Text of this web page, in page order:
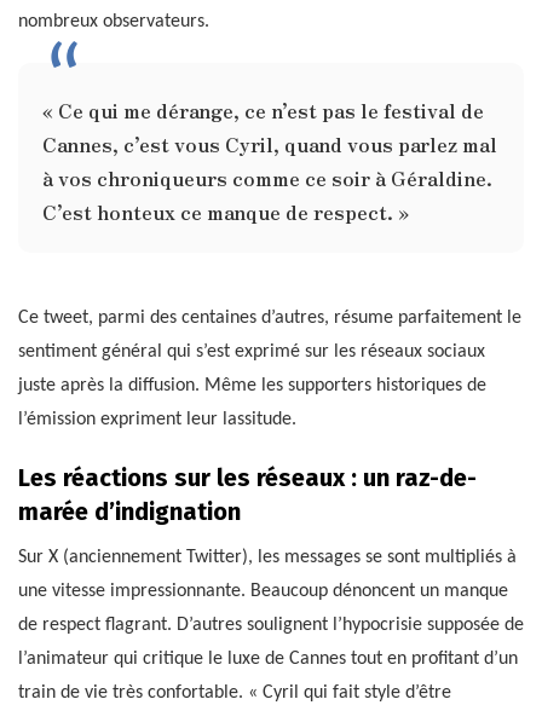
nombreux observateurs.
« Ce qui me dérange, ce n’est pas le festival de
Cannes, c’est vous Cyril, quand vous parlez mal
à vos chroniqueurs comme ce soir à Géraldine.
C’est honteux ce manque de respect. »
Ce tweet, parmi des centaines d’autres, résume parfaitement le
sentiment général qui s’est exprimé sur les réseaux sociaux
juste après la diffusion. Même les supporters historiques de
l’émission expriment leur lassitude.
Les réactions sur les réseaux : un raz-de-
marée d’indignation
Sur X (anciennement Twitter), les messages se sont multipliés à
une vitesse impressionnante. Beaucoup dénoncent un manque
de respect flagrant. D’autres soulignent l’hypocrisie supposée de
l’animateur qui critique le luxe de Cannes tout en profitant d’un
train de vie très confortable. « Cyril qui fait style d’être